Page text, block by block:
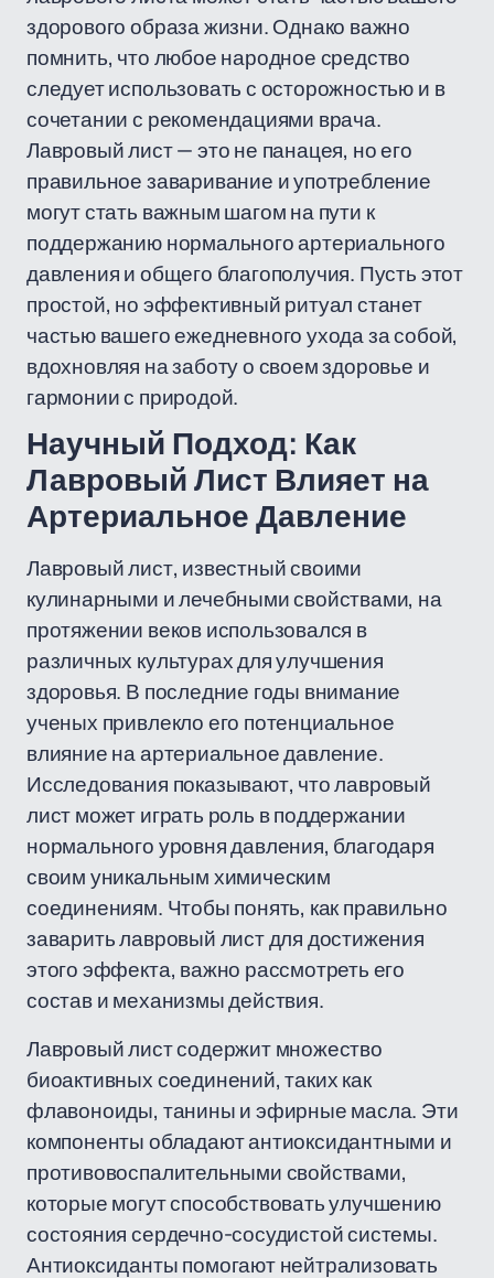
здорового образа жизни. Однако важно
помнить, что любое народное средство
следует использовать с осторожностью и в
сочетании с рекомендациями врача.
Лавровый лист — это не панацея, но его
правильное заваривание и употребление
могут стать важным шагом на пути к
поддержанию нормального артериального
давления и общего благополучия. Пусть этот
простой, но эффективный ритуал станет
частью вашего ежедневного ухода за собой,
вдохновляя на заботу о своем здоровье и
гармонии с природой.
Научный Подход: Как
Лавровый Лист Влияет на
Артериальное Давление
Лавровый лист, известный своими
кулинарными и лечебными свойствами, на
протяжении веков использовался в
различных культурах для улучшения
здоровья. В последние годы внимание
ученых привлекло его потенциальное
влияние на артериальное давление.
Исследования показывают, что лавровый
лист может играть роль в поддержании
нормального уровня давления, благодаря
своим уникальным химическим
соединениям. Чтобы понять, как правильно
заварить лавровый лист для достижения
этого эффекта, важно рассмотреть его
состав и механизмы действия.
Лавровый лист содержит множество
биоактивных соединений, таких как
флавоноиды, танины и эфирные масла. Эти
компоненты обладают антиоксидантными и
противовоспалительными свойствами,
которые могут способствовать улучшению
состояния сердечно-сосудистой системы.
Антиоксиданты помогают нейтрализовать